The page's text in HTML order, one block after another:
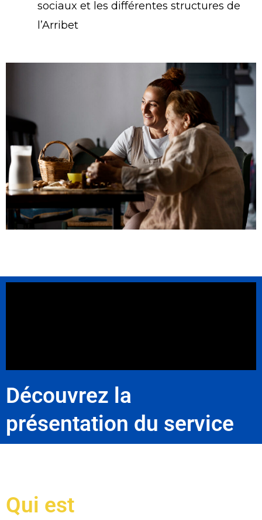
sociaux et les différentes structures de
l’Arribet
Découvrez la
présentation du service
Qui est